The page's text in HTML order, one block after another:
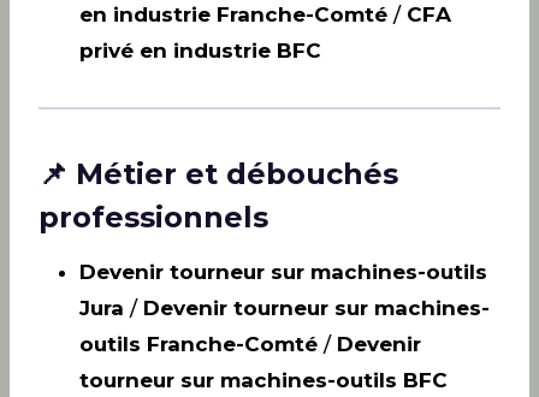
en industrie Franche-Comté / CFA
privé en industrie BFC
📌 Métier et débouchés
professionnels
Devenir tourneur sur machines-outils
Jura / Devenir tourneur sur machines-
outils Franche-Comté / Devenir
tourneur sur machines-outils BFC